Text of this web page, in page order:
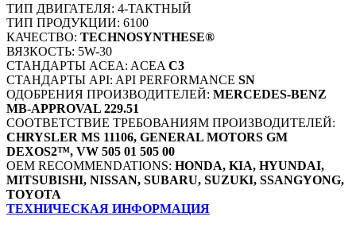
ТИП ДВИГАТЕЛЯ: 4-ТАКТНЫЙ
ТИП ПРОДУКЦИИ: 6100
КАЧЕСТВО: TECHNOSYNTHESE®
ВЯЗКОСТЬ: 5W-30
СТАНДАРТЫ ACEA: ACEA C3
СТАНДАРТЫ API: API PERFORMANCE SN
ОДОБРЕНИЯ ПРОИЗВОДИТЕЛЕЙ: MERCEDES-BENZ
MB-APPROVAL 229.51
СООТВЕТСТВИЕ ТРЕБОВАНИЯМ ПРОИЗВОДИТЕЛЕЙ:
CHRYSLER MS 11106, GENERAL MOTORS GM
DEXOS2™, VW 505 01 505 00
OEM RECOMMENDATIONS: HONDA, KIA, HYUNDAI,
MITSUBISHI, NISSAN, SUBARU, SUZUKI, SSANGYONG,
TOYOTA
ТЕХНИЧЕСКАЯ ИНФОРМАЦИЯ